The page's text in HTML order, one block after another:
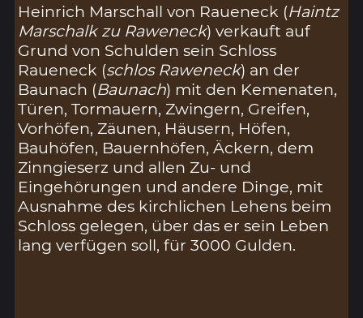
Heinrich Marschall von Raueneck (Haintz
Marschalk zu Raweneck) verkauft auf
Grund von Schulden sein Schloss
Raueneck (schlos Raweneck) an der
Baunach (Baunach) mit den Kemenaten,
Türen, Tormauern, Zwingern, Greifen,
Vorhöfen, Zäunen, Häusern, Höfen,
Bauhöfen, Bauernhöfen, Äckern, dem
Zinngieserz und allen Zu- und
Eingehörungen und andere Dinge, mit
Ausnahme des kirchlichen Lehens beim
Schloss gelegen, über das er sein Leben
lang verfügen soll, für 3000 Gulden.